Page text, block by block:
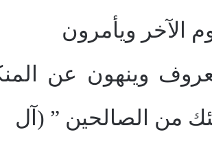
الآخر ويأمرون
وينهون عن
من الصالحين ” (آل